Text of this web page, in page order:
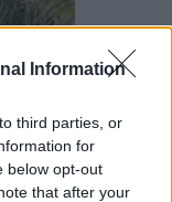
Information
third parties, or
for
below opt-out
that after your